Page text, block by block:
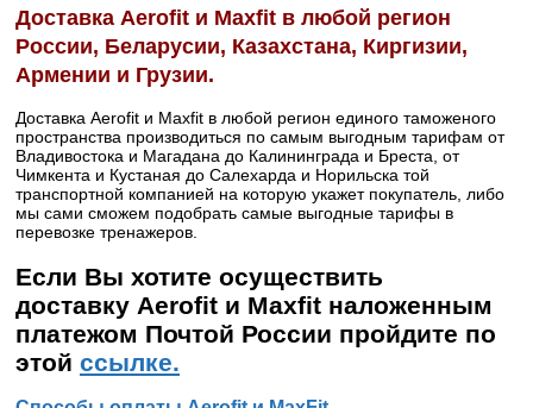
Доставка Aerofit и Maxfit в любой регион
России, Беларусии, Казахстана, Киргизии,
Армении и Грузии.
Доставка Aerofit и Maxfit в любой регион единого таможеного
пространства производиться по самым выгодным тарифам от
Владивостока и Магадана до Калининграда и Бреста, от
Чимкента и Кустаная до Салехарда и Норильска той
транспортной компанией на которую укажет покупатель, либо
мы сами сможем подобрать самые выгодные тарифы в
перевозке тренажеров.
Если Вы хотите осуществить
доставку Aerofit и Maxfit наложенным
платежом Почтой России пройдите по
этой ссылке.